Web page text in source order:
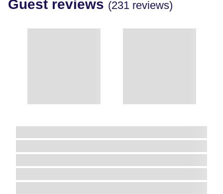
Guest reviews (231 reviews)